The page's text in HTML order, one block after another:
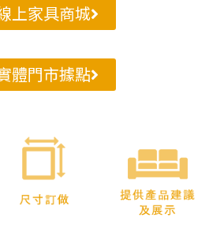
上家具商城
體門市據點